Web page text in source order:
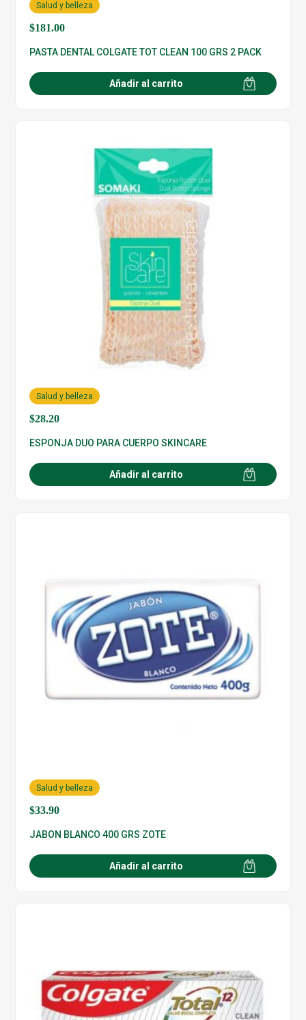
$181.00
Salud y belleza
PASTA DENTAL COLGATE TOT CLEAN 100 GRS 2 PACK
Añadir al carrito
$28.20
Salud y belleza
ESPONJA DUO PARA CUERPO SKINCARE
Añadir al carrito
$33.90
Salud y belleza
JABON BLANCO 400 GRS ZOTE
Añadir al carrito